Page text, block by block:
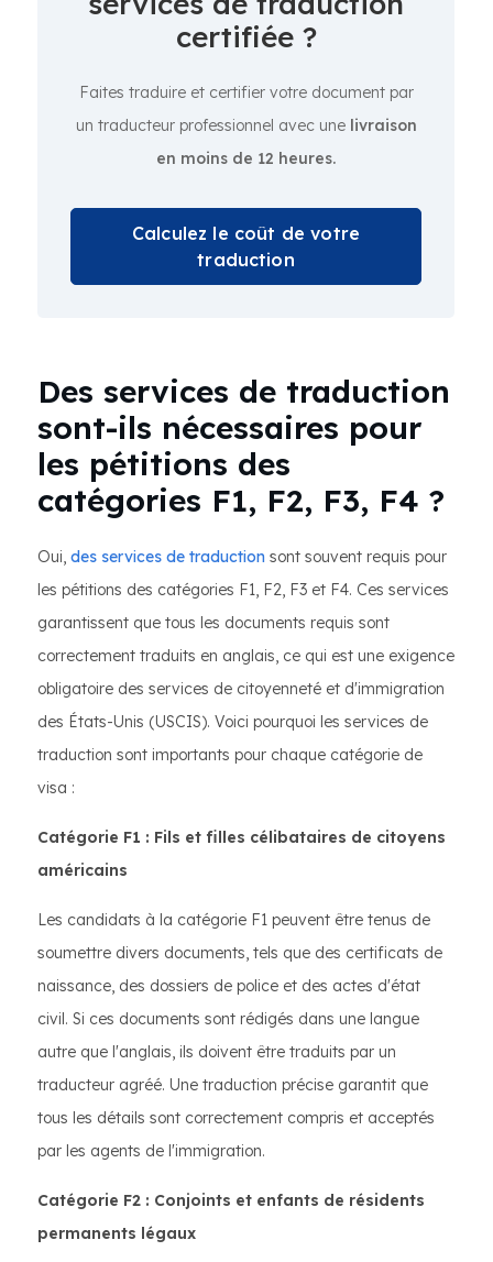
certifiée ?
Faites traduire et certifier votre document par
un traducteur professionnel avec une livraison
en moins de 12 heures.
Calculez le coût de votre
traduction
Des services de traduction
sont-ils nécessaires pour
les pétitions des
catégories F1, F2, F3, F4 ?
Oui, des services de traduction sont souvent requis pour
les pétitions des catégories F1, F2, F3 et F4. Ces services
garantissent que tous les documents requis sont
correctement traduits en anglais, ce qui est une exigence
obligatoire des services de citoyenneté et d'immigration
des États-Unis (USCIS). Voici pourquoi les services de
traduction sont importants pour chaque catégorie de
visa :
Catégorie F1 : Fils et filles célibataires de citoyens
américains
Les candidats à la catégorie F1 peuvent être tenus de
soumettre divers documents, tels que des certificats de
naissance, des dossiers de police et des actes d'état
civil. Si ces documents sont rédigés dans une langue
autre que l'anglais, ils doivent être traduits par un
traducteur agréé. Une traduction précise garantit que
tous les détails sont correctement compris et acceptés
par les agents de l'immigration.
Catégorie F2 : Conjoints et enfants de résidents
permanents légaux